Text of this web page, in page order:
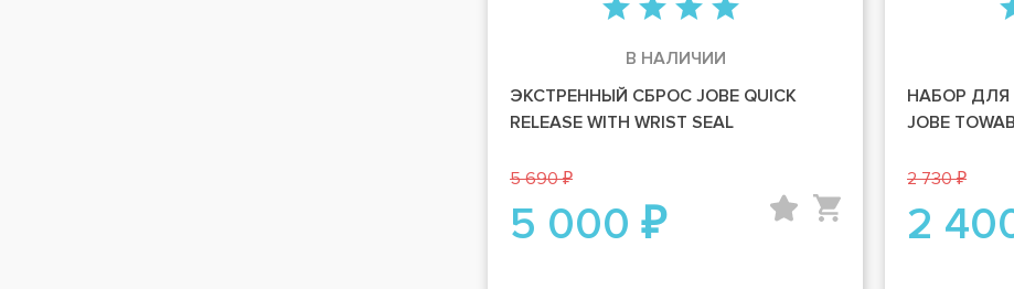
В НАЛИЧИИ
ЭКСТРЕННЫЙ СБРОС JOBE QUICK
RELEASE WITH WRIST SEAL
5 690 ₽
5 000 ₽
НАБОР
JOBE
2 730 ₽
2